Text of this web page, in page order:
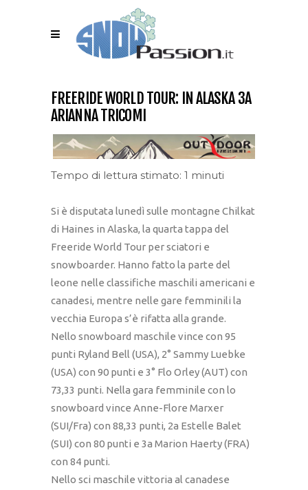
FREERIDE WORLD TOUR: IN ALASKA 3A
ARIANNA TRICOMI
Tempo di lettura stimato: 1 minuti
Si è disputata lunedì sulle montagne Chilkat
di Haines in Alaska, la quarta tappa del
Freeride World Tour per sciatori e
snowboarder. Hanno fatto la parte del
leone nelle classifiche maschili americani e
canadesi, mentre nelle gare femminili la
vecchia Europa s’è rifatta alla grande.
Nello snowboard maschile vince con 95
punti Ryland Bell (USA), 2° Sammy Luebke
(USA) con 90 punti e 3° Flo Orley (AUT) con
73,33 punti. Nella gara femminile con lo
snowboard vince Anne-Flore Marxer
(SUI/Fra) con 88,33 punti, 2a Estelle Balet
(SUI) con 80 punti e 3a Marion Haerty (FRA)
con 84 punti.
Nello sci maschile vittoria al canadese